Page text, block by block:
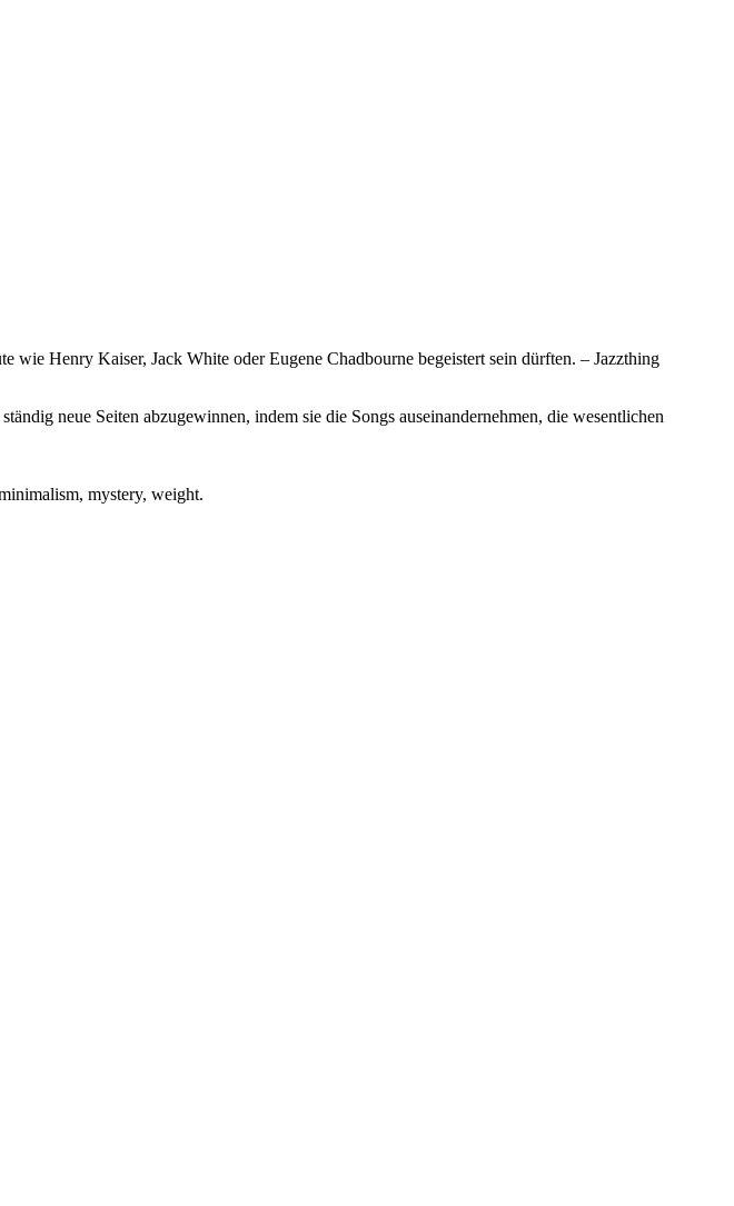
wie Henry Kaiser, Jack White oder Eugene Chadbourne begeistert sein dürften. – Jazzthing
neue Seiten abzugewinnen, indem sie die Songs auseinandernehmen, die wesentlichen
mystery, weight.